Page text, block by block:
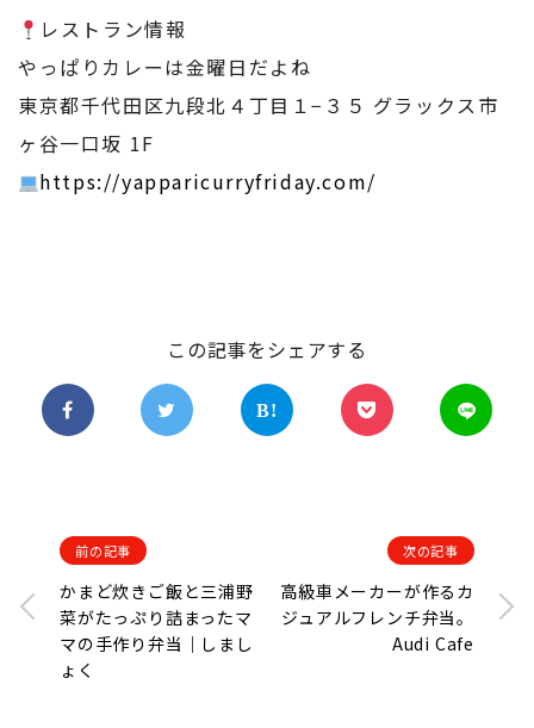
レストラン情報
やっぱりカレーは金曜日だよね
東京都千代田区九段北４丁目１−３５ グラックス市
ヶ谷一口坂 1F
https://yapparicurryfriday.com/
この記事をシェアする
前の記事
かまど炊きご飯と三浦野
菜がたっぷり詰まったマ
マの手作り弁当｜しまし
ょく
次の記事
高級車メーカーが作るカ
ジュアルフレンチ弁当。
Audi Cafe